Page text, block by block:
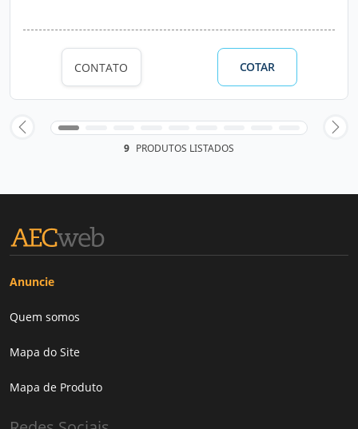
CONTATO COTAR
9 PRODUTOS LISTADOS
Anuncie
Quem somos
Mapa do Site
Mapa de Produto